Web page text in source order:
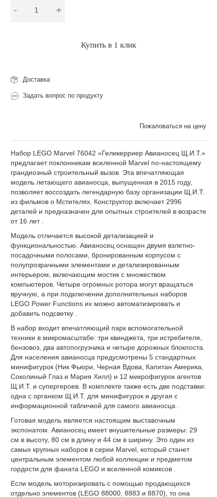
- +
Купить в 1 клик
Доставка
Задать вопрос по продукту
Пожаловаться на цену
Набор LEGO Marvel 76042 «Геликерриер Авианосец Щ.И.Т.»
предлагает поклонникам вселенной Marvel по-настоящему
грандиозный строительный вызов. Эта впечатляющая
модель летающего авианосца, выпущенная в 2015 году,
позволяет воссоздать легендарную базу организации Щ.И.Т.
из фильмов о Мстителях. Конструктор включает 2996
деталей и предназначен для опытных строителей в возрасте
от 16 лет .
Модель отличается высокой детализацией и
функциональностью. Авианосец оснащен двумя взлетно-
посадочными полосами, бронированным корпусом с
полупрозрачными элементами и детализированным
интерьером, включающим мостик с множеством
компьютеров. Четыре огромных ротора могут вращаться
вручную, а при подключении дополнительных наборов
LEGO Power Functions их можно автоматизировать и
добавить подсветку .
В набор входит впечатляющий парк вспомогательной
техники в микромасштабе: три квинджета, три истребителя,
бензовоз, два автопогрузчика и четыре дорожных блокпоста.
Для населения авианосца предусмотрены 5 стандартных
минифигурок (Ник Фьюри, Черная Вдова, Капитан Америка,
Соколиный Глаз и Мария Хилл) и 12 микрофигурок агентов
Щ.И.Т. и супергероев. В комплекте также есть две подставки:
одна с органком Щ.И.Т. для минифигурок и другая с
информационной табличкой для самого авианосца .
Готовая модель является настоящим выставочным
экспонатом. Авианосец имеет внушительные размеры: 29
см в высоту, 80 см в длину и 44 см в ширину. Это один из
самых крупных наборов в серии Marvel, который станет
центральным элементом любой коллекции и предметом
гордости для фаната LEGO и вселенной комиксов .
Если модель моторизировать с помощью продающихся
отдельно элементов (LEGO 88000, 8883 и 8870), то она